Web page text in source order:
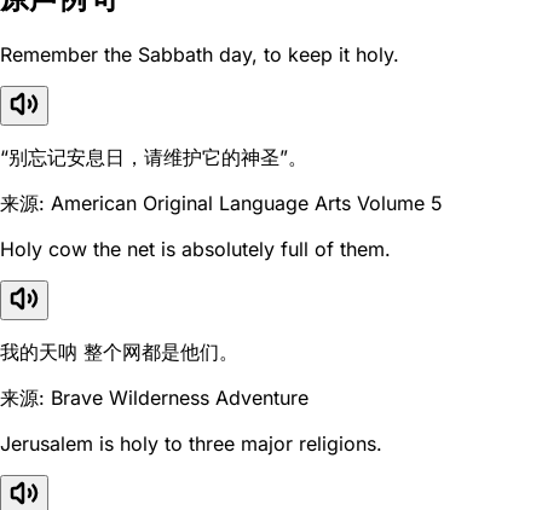
Remember the Sabbath day, to keep it holy.
“别忘记安息日，请维护它的神圣”。
来源: American Original Language Arts Volume 5
Holy cow the net is absolutely full of them.
我的天呐 整个网都是他们。
来源: Brave Wilderness Adventure
Jerusalem is holy to three major religions.